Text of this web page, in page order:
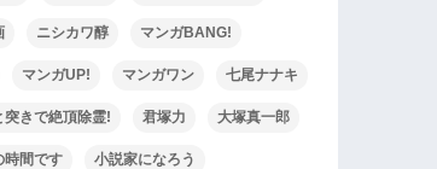
ニシカワ醇 マンガBANG!
マンガUP! マンガワン 七尾ナナキ
突きで絶頂除霊! 君塚力 大塚真一郎
間です 小説家になろう